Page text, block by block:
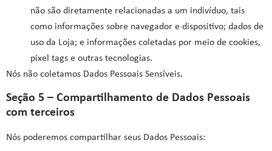
não são diretamente relacionadas a um indivíduo, tais
como informações sobre navegador e dispositivo; dados de
uso da Loja; e informações coletadas por meio de cookies,
pixel tags e outras tecnologias.
Nós não coletamos Dados Pessoais Sensíveis.
Seção 5 – Compartilhamento de Dados Pessoais
com terceiros
Nós poderemos compartilhar seus Dados Pessoais: